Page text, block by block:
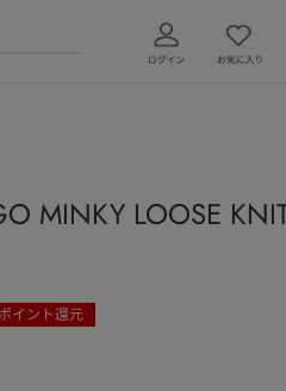
MINKY LOOSE
ポイント還元